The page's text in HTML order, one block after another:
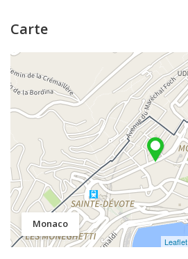
Carte
Monaco
Leaflet